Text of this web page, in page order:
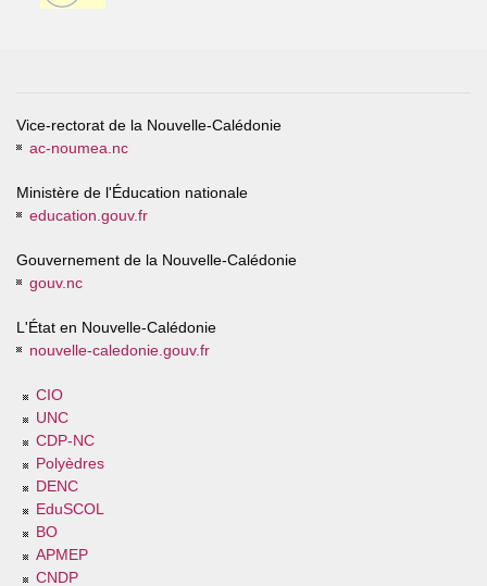
Vice-rectorat de la Nouvelle-Calédonie
ac-noumea.nc
Ministère de l'Éducation nationale
education.gouv.fr
Gouvernement de la Nouvelle-Calédonie
gouv.nc
L'État en Nouvelle-Calédonie
nouvelle-caledonie.gouv.fr
CIO
UNC
CDP-NC
Polyèdres
DENC
EduSCOL
BO
APMEP
CNDP